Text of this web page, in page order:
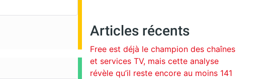
Articles récents
Free est déjà le champion des chaînes
et services TV, mais cette analyse
révèle qu’il reste encore au moins 141